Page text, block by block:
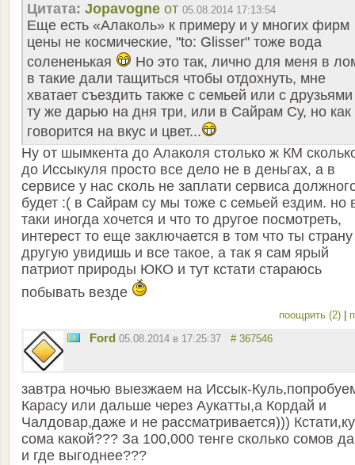
Цитата: Jopavogne от 05.08.2014 17:13:54
Еще есть «Алаколь» к примеру и у многих фирм
цены не космические, "to: Glisser" тоже вода
солененькая
Но это так, лично для меня в
в такие дали тащиться чтобы отдохнуть, мне
хватает съездить также с семьей или с
ту же дарью на дня три, или в Сайрам Су, но как
говорится на вкус и цвет...
Ну от шымкента до Алаколя столько ж КМ
до Иссыкуля просто все дело не в деньгах, а в
сервисе у нас сколь не заплати сервиса
будет :( в Сайрам су мы тоже с семьей ездим. но
таки иногда хочется и что то другое посмотреть,
интерест то еще заключается в том что ты страну
другую увидишь и все такое, а так я сам ярый
патриот природы ЮКО и тут кстати стараюсь
побывать везде
поощрить (2)
Ford 05.08.2014 в 17:25:37 # 367546
завтра ночью выезжаем на Иссык-
Карасу или дальше через Аукатты,а Кордай и
Чалдовар,даже и не рассматривается)))
сома какой??? За 100,000 тенге сколько сомов
и где выгоднее???